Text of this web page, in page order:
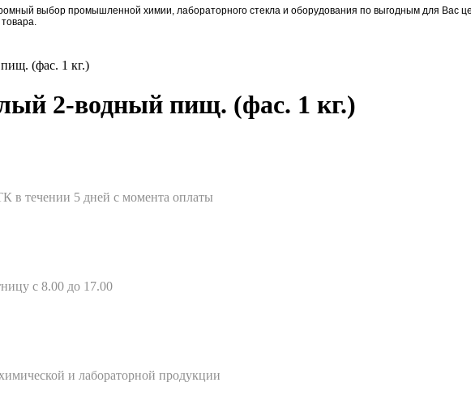
выбор промышленной химии, лабораторного стекла и оборудования по выгодным для Вас
(фас. 1 кг.)
2-водный пищ. (фас. 1 кг.)
в течении 5 дней с момента оплаты
с 8.00 до 17.00
и лабораторной продукции